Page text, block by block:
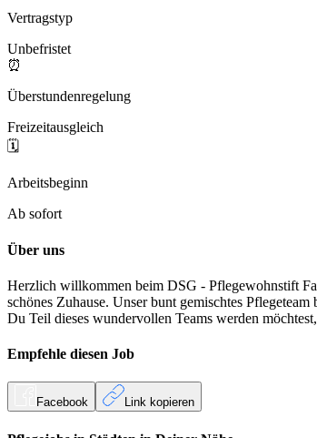
Vertragstyp
Unbefristet
⏰
Überstundenregelung
Freizeitausgleich
🗓️
Arbeitsbeginn
Ab sofort
Über uns
Herzlich willkommen beim DSG - Pflegewohnstift
schönes Zuhause. Unser bunt gemischtes
Du Teil dieses wundervollen Teams werden
Empfehle diesen Job
Facebook Link kopieren